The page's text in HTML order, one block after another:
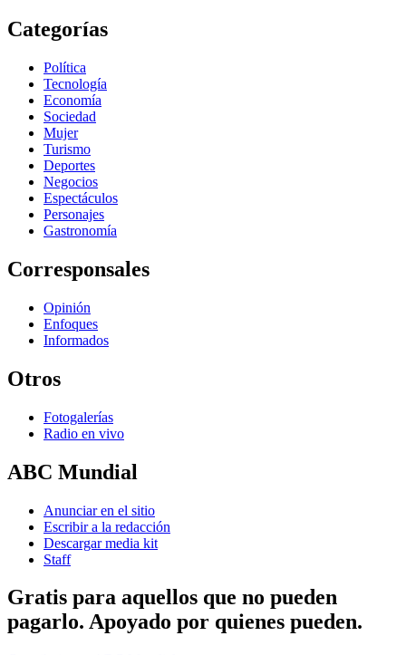
Categorías
Política
Tecnología
Economía
Sociedad
Mujer
Turismo
Deportes
Negocios
Espectáculos
Personajes
Gastronomía
Corresponsales
Opinión
Enfoques
Informados
Otros
Fotogalerías
Radio en vivo
ABC Mundial
Anunciar en el sitio
Escribir a la redacción
Descargar media kit
Staff
Gratis para aquellos que no pueden
pagarlo. Apoyado por quienes pueden.